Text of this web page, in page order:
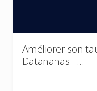
Améliorer son
Datananas –…